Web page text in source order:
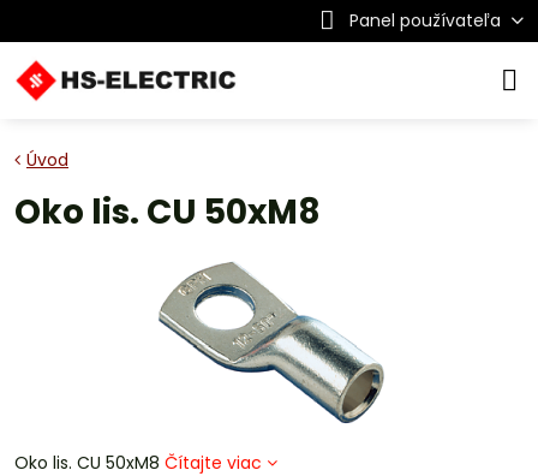
Panel používateľa
Úvod
Oko lis. CU 50xM8
Oko lis. CU 50xM8 Čítajte viac